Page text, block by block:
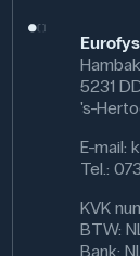
5231
's-
E-mail:
Tel.:
KVK
BTW:
Bank: